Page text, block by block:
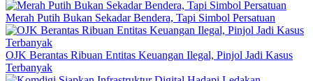
Merah Putih Bukan Sekadar Bendera, Tapi Simbol Persatuan
OJK Berantas Ribuan Entitas Keuangan Ilegal, Pinjol Jadi Kasus
Terbanyak